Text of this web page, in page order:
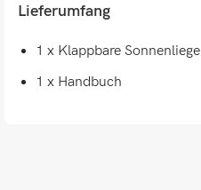
Lieferumfang
1 x Klappbare Sonnenliege
1 x Handbuch